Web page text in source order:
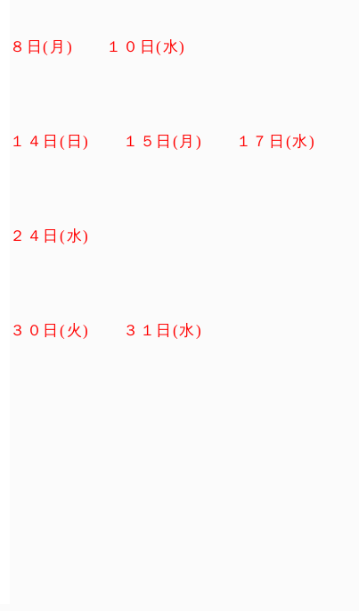
８日(月) １０日(水)
１４日(日) １５日(月) １７日(水)
２４日(水)
３０日(火) ３１日(水)